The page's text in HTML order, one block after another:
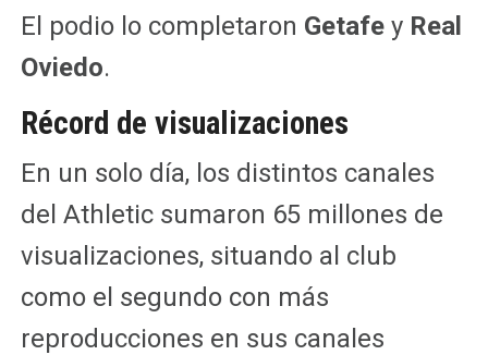
El podio lo completaron Getafey Real
Oviedo.
Récord de visualizaciones
En un solo día, los distintos canales
del Athletic sumaron 65 millones de
visualizaciones, situando al club
como el segundo con más
reproducciones en sus canales